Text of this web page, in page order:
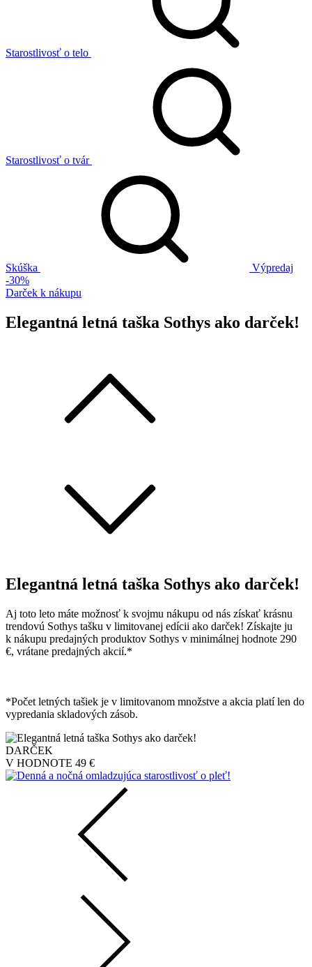
Starostlivosť o telo
Starostlivosť o tvár
Skúška
Výpredaj
-30%
Darček k nákupu
Elegantná letná taška Sothys ako darček!
Elegantná letná taška Sothys ako darček!
Aj toto leto máte možnosť k svojmu nákupu od nás získať krásnu
trendovú Sothys tašku v limitovanej edícii ako darček! Získajte ju
k nákupu predajných produktov Sothys v minimálnej hodnote 290
€, vrátane predajných akcií.*
*Počet letných tašiek je v limitovanom množstve a akcia platí len do
vypredania skladových zásob.
DARČEK
V HODNOTE 49 €